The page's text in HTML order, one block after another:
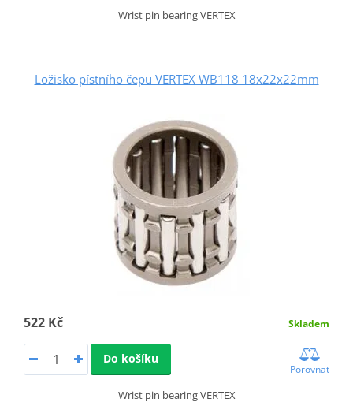
Wrist pin bearing VERTEX
Ložisko pístního čepu VERTEX WB118 18x22x22mm
522 Kč Skladem
Do košíku
Porovnat
Wrist pin bearing VERTEX